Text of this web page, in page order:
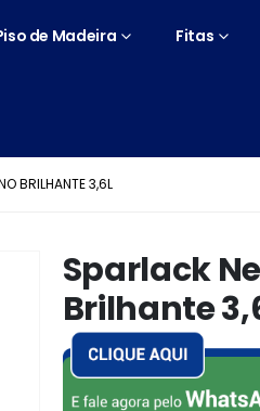
de Madeira Fitas
BRILHANTE 3,6L
Sparlack
Brilhante